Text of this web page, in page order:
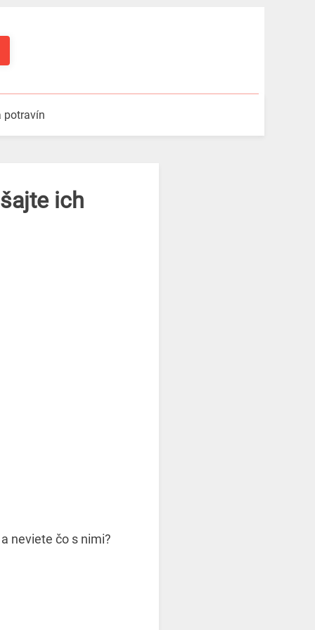
potravín
neviete čo s nimi?